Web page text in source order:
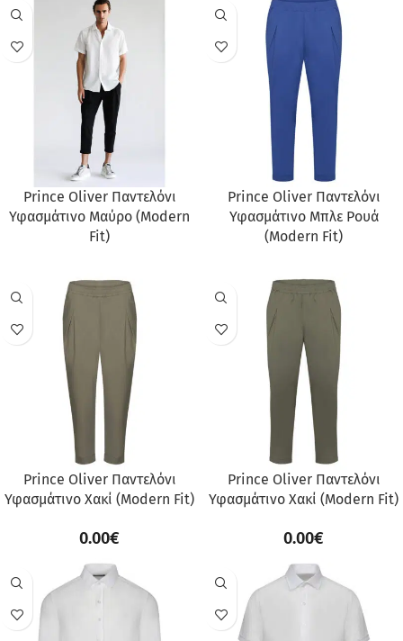
Prince Oliver Παντελόνι
Υφασμάτινο Μαύρο (Modern
Fit)
Prince Oliver Παντελόνι
Υφασμάτινο Μπλε Ρουά
(Modern Fit)
Prince Oliver Παντελόνι
Υφασμάτινο Χακί (Modern Fit)
0.00€
Prince Oliver Παντελόνι
Υφασμάτινο Χακί (Modern Fit)
0.00€